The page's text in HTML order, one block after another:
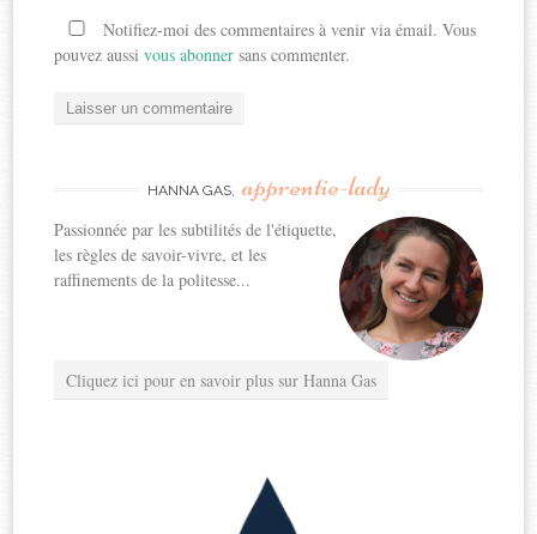
Notifiez-moi des commentaires à venir via émail. Vous
pouvez aussivous abonner sans commenter.
HANNA GAS, apprentie-lady
Passionnée par les subtilités de l'étiquette,
les règles de savoir-vivre, et les
raffinements de la politesse...
Cliquez ici pour en savoir plus sur Hanna Gas